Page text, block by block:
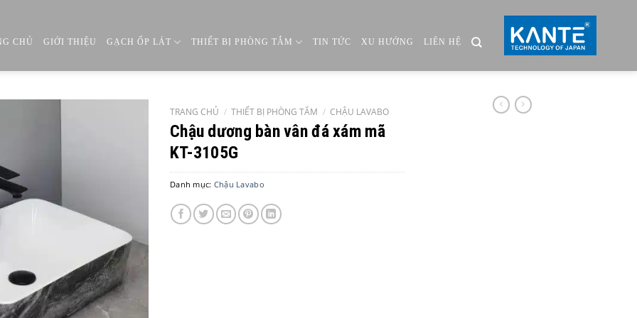
CHỦ GIỚI THIỆU GẠCH ỐP LÁT THIẾT BỊ PHÒNG TẮM TIN TỨC XU HƯỚNG LIÊN HỆ
TRANG CHỦ / THIẾT BỊ PHÒNG TẮM / CHẬU LAVABO
Chậu dương bàn vân đá xám mã
KT-3105G
Danh mục: Chậu Lavabo